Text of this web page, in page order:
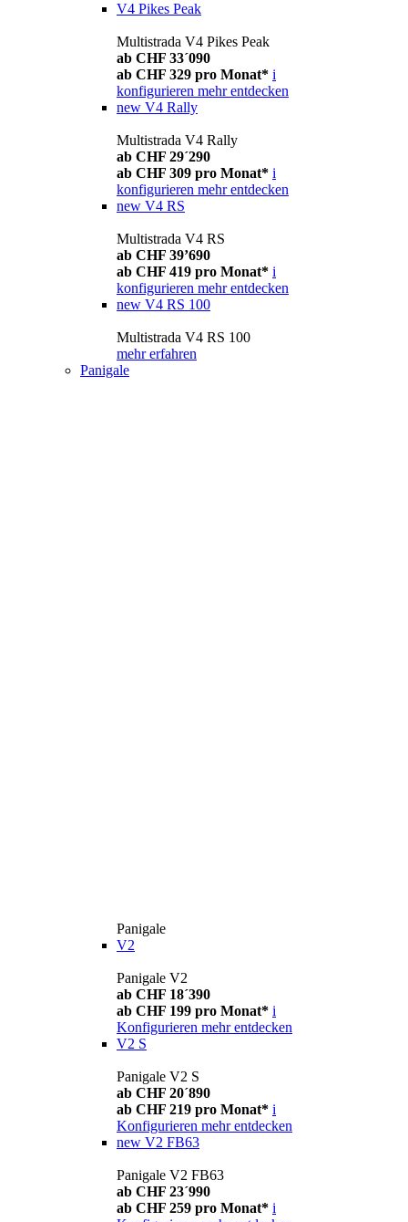
V4 Pikes Peak
Multistrada V4 Pikes Peak
ab CHF 33´090
ab CHF 329 pro Monat* i
konfigurieren mehr entdecken
new V4 Rally
Multistrada V4 Rally
ab CHF 29´290
ab CHF 309 pro Monat* i
konfigurieren mehr entdecken
new V4 RS
Multistrada V4 RS
ab CHF 39’690
ab CHF 419 pro Monat* i
konfigurieren mehr entdecken
new V4 RS 100
Multistrada V4 RS 100
mehr erfahren
Panigale
Panigale
V2
Panigale V2
ab CHF 18´390
ab CHF 199 pro Monat* i
Konfigurieren mehr entdecken
V2 S
Panigale V2 S
ab CHF 20´890
ab CHF 219 pro Monat* i
Konfigurieren mehr entdecken
new V2 FB63
Panigale V2 FB63
ab CHF 23´990
ab CHF 259 pro Monat* i